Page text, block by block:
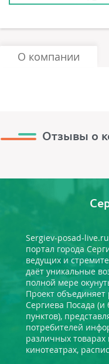
О компании
Отзывы о
Sergiev-posad-
портал города
ведущих и
даёт уникальные
полной мере
Проект
Сергиева Посада
пунктов),
потребителей
различных товарах
кинотеатрах,